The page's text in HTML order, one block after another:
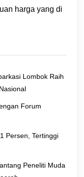
harga yang di
Lombok Raih
Forum
Persen, Tertinggi
Peneliti Muda